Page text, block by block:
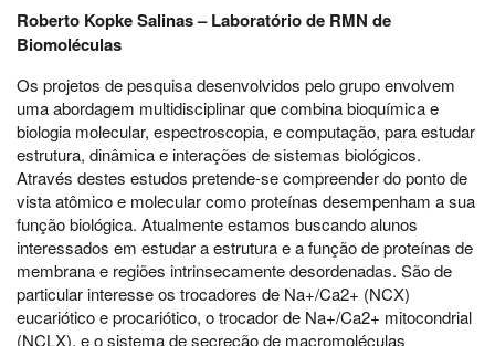
Roberto Kopke Salinas – Laboratório de RMN de
Biomoléculas
Os projetos de pesquisa desenvolvidos pelo grupo envolvem
uma abordagem multidisciplinar que combina bioquímica e
biologia molecular, espectroscopia, e computação, para estudar
estrutura, dinâmica e interações de sistemas biológicos.
Através destes estudos pretende-se compreender do ponto de
vista atômico e molecular como proteínas desempenham a sua
função biológica. Atualmente estamos buscando alunos
interessados em estudar a estrutura e a função de proteínas de
membrana e regiões intrinsecamente desordenadas. São de
particular interesse os trocadores de Na+/Ca2+ (NCX)
eucariótico e procariótico, o trocador de Na+/Ca2+ mitocondrial
(NCLX), e o sistema de secreção de macromoléculas